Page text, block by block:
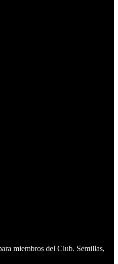
miembros del Club. Semillas,